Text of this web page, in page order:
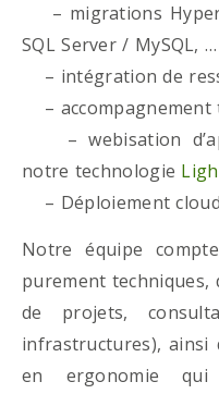
– migrations
SQL Server / MySQL, …
– intégration de
– accompagnement
– webisation
notre technologie
– Déploiement cloud
Notre équipe
purement
de projets,
infrastructures), ainsi
en ergonomie qui